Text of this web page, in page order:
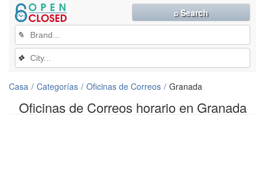
Oficinas de Correos horario en Granada
✎
❖
⌕ Search
Casa Categorías Oficinas de Correos Granada